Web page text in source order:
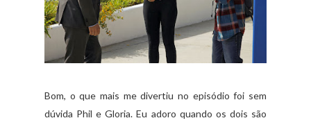
Bom, o que mais me divertiu no episódio foi sem
dúvida Phil e Gloria. Eu adoro quando os dois são